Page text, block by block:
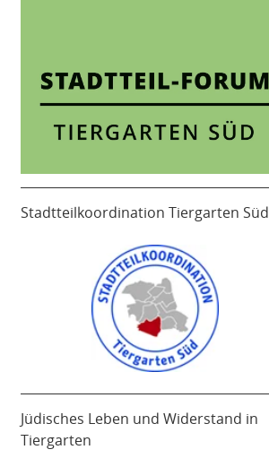
Stadtteilkoordination Tiergarten Süd
Jüdisches Leben und Widerstand in
Tiergarten